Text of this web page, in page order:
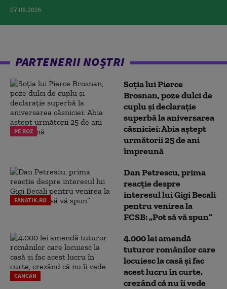
07.08.2026
PARTENERII NOȘTRI
PE ROZ
Soția lui Pierce
Brosnan, poze dulci de
cuplu și declarație
superbă la aniversarea
căsniciei: Abia aștept
următorii 25 de ani
împreună
FANATIK.RO
Dan Petrescu, prima
reacție despre
interesul lui Gigi Becali
pentru venirea la
FCSB: „Pot să vă spun”
CANCAN
4.000 lei amendă
tuturor românilor care
locuiesc la casă și fac
acest lucru în curte,
crezând că nu îi vede